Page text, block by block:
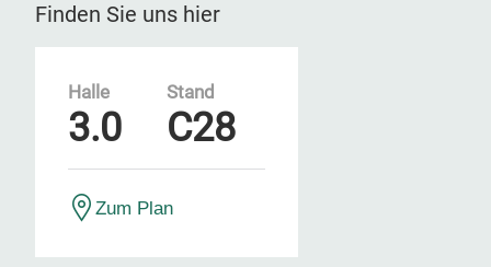
Finden Sie uns hier
Halle
3.0
Stand
C28
Zum Plan